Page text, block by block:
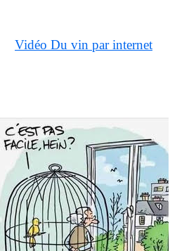
Vidéo Du vin par internet